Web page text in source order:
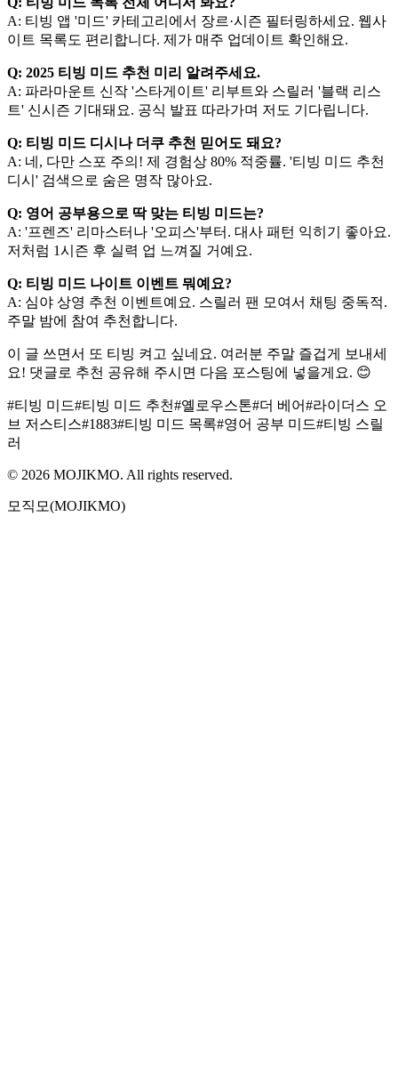
A: 티빙 앱 '미드' 카테고리에서 장르·시즌 필터링하세요. 웹사
이트 목록도 편리합니다. 제가 매주 업데이트 확인해요.
Q: 2025 티빙 미드 추천 미리 알려주세요.
A: 파라마운트 신작 '스타게이트' 리부트와 스릴러 '블랙 리스
트' 신시즌 기대돼요. 공식 발표 따라가며 저도 기다립니다.
Q: 티빙 미드 디시나 더쿠 추천 믿어도 돼요?
A: 네, 다만 스포 주의! 제 경험상 80% 적중률. '티빙 미드 추천
디시' 검색으로 숨은 명작 많아요.
Q: 영어 공부용으로 딱 맞는 티빙 미드는?
A: '프렌즈' 리마스터나 '오피스'부터. 대사 패턴 익히기 좋아요.
저처럼 1시즌 후 실력 업 느껴질 거예요.
Q: 티빙 미드 나이트 이벤트 뭐예요?
A: 심야 상영 추천 이벤트예요. 스릴러 팬 모여서 채팅 중독적.
주말 밤에 참여 추천합니다.
이 글 쓰면서 또 티빙 켜고 싶네요. 여러분 주말 즐겁게 보내세
요! 댓글로 추천 공유해 주시면 다음 포스팅에 넣을게요. 😊
#티빙 미드#티빙 미드 추천#옐로우스톤#더 베어#라이더스 오
브 저스티스#1883#티빙 미드 목록#영어 공부 미드#티빙 스릴
러
© 2026 MOJIKMO. All rights reserved.
모직모(MOJIKMO)